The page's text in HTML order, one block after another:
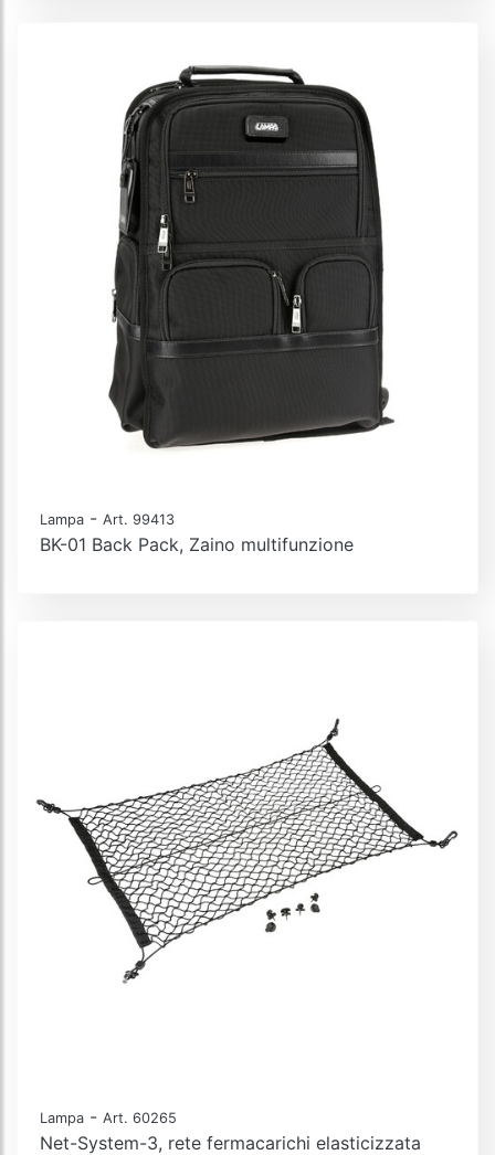
Lampa - Art. 99413
BK-01 Back Pack, Zaino multifunzione
Lampa - Art. 60265
Net-System-3, rete fermacarichi elasticizzata